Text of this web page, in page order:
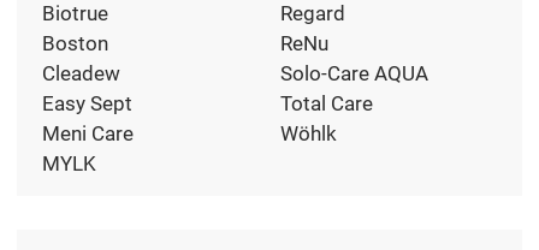
Biotrue
Boston
Cleadew
Easy Sept
Meni Care
MYLK
Regard
ReNu
Solo-Care AQUA
Total Care
Wöhlk